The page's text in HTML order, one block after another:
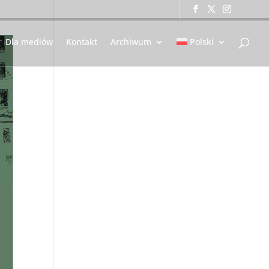
Dla mediów Kontakt Archiwum Polski